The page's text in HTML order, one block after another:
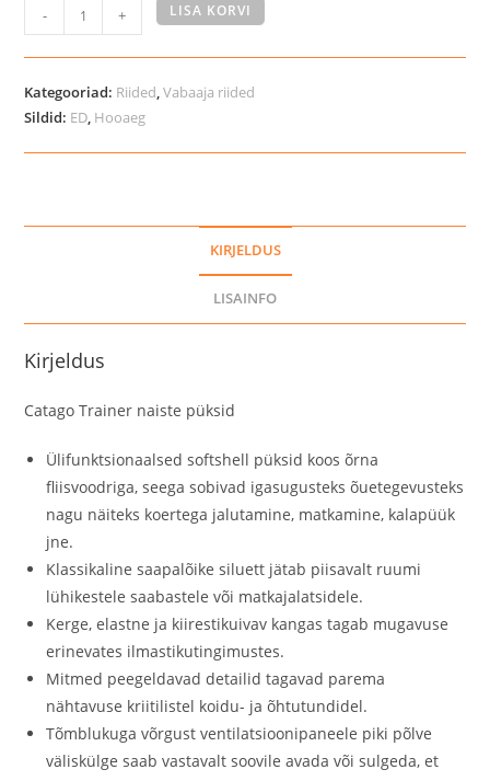
Trainer
naiste
püksid
kogus
- + LISA KORVI
Kategooriad: Riided,Vabaaja riided
Sildid: ED, Hooaeg
KIRJELDUS
LISAINFO
Kirjeldus
Catago Trainer naiste püksid
Ülifunktsionaalsed softshell püksid koos õrna
fliisvoodriga, seega sobivad igasugusteks õuetegevusteks
nagu näiteks koertega jalutamine, matkamine, kalapüük
jne.
Klassikaline saapalõike siluett jätab piisavalt ruumi
lühikestele saabastele või matkajalatsidele.
Kerge, elastne ja kiirestikuivav kangas tagab mugavuse
erinevates ilmastikutingimustes.
Mitmed peegeldavad detailid tagavad parema
nähtavuse kriitilistel koidu- ja õhtutundidel.
Tõmblukuga võrgust ventilatsioonipaneele piki põlve
väliskülge saab vastavalt soovile avada või sulgeda, et